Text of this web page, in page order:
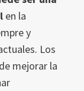
en la
y
Los
mejorar la